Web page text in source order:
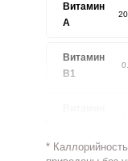
Витамин
A
Витамин
В1
*